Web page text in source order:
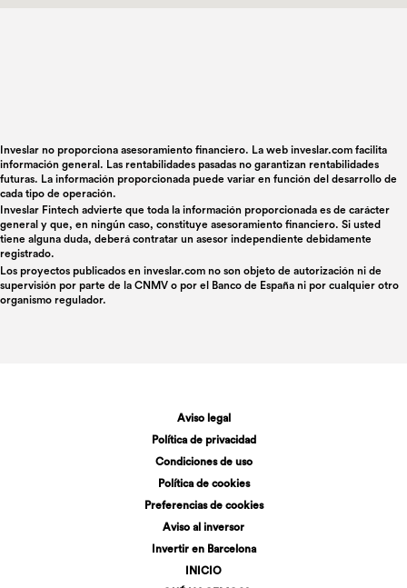
Inveslar no proporciona asesoramiento financiero. La web inveslar.com facilita
información general. Las rentabilidades pasadas no garantizan rentabilidades
futuras. La información proporcionada puede variar en función del desarrollo de
cada tipo de operación.
Inveslar Fintech advierte que toda la información proporcionada es de carácter
general y que, en ningún caso, constituye asesoramiento financiero. Si usted
tiene alguna duda, deberá contratar un asesor independiente debidamente
registrado.
Los proyectos publicados en inveslar.com no son objeto de autorización ni de
supervisión por parte de la CNMV o por el Banco de España ni por cualquier otro
organismo regulador.
Aviso legal
Política de privacidad
Condiciones de uso
Política de cookies
Preferencias de cookies
Aviso al inversor
Invertir en Barcelona
INICIO